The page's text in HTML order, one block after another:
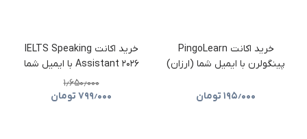
خرید اکانت PingoLearn
پینگولرن با ایمیل شما (ارزان)
۱۹۵٫۰۰۰ تومان
خرید اکانت IELTS Speaking
Assistant ۲۰۲۶ با ایمیل شما
۱٫۶۵۰٫۰۰۰
۷۹۹٫۰۰۰ تومان